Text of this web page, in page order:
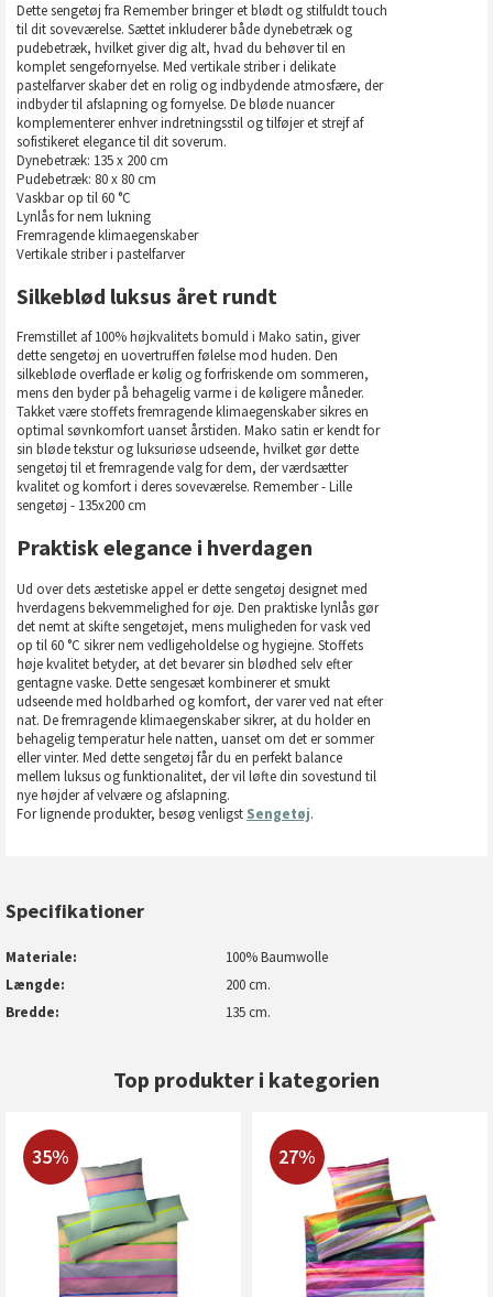
Dette sengetøj fra Remember bringer et blødt og stilfuldt touch
til dit soveværelse. Sættet inkluderer både dynebetræk og
pudebetræk, hvilket giver dig alt, hvad du behøver til en
komplet sengefornyelse. Med vertikale striber i delikate
pastelfarver skaber det en rolig og indbydende atmosfære, der
indbyder til afslapning og fornyelse. De bløde nuancer
komplementerer enhver indretningsstil og tilføjer et strejf af
sofistikeret elegance til dit soverum.
Dynebetræk: 135 x 200 cm
Pudebetræk: 80 x 80 cm
Vaskbar op til 60 °C
Lynlås for nem lukning
Fremragende klimaegenskaber
Vertikale striber i pastelfarver
Silkeblød luksus året rundt
Fremstillet af 100% højkvalitets bomuld i Mako satin, giver
dette sengetøj en uovertruffen følelse mod huden. Den
silkebløde overflade er kølig og forfriskende om sommeren,
mens den byder på behagelig varme i de køligere måneder.
Takket være stoffets fremragende klimaegenskaber sikres en
optimal søvnkomfort uanset årstiden. Mako satin er kendt for
sin bløde tekstur og luksuriøse udseende, hvilket gør dette
sengetøj til et fremragende valg for dem, der værdsætter
kvalitet og komfort i deres soveværelse. Remember - Lille
sengetøj - 135x200 cm
Praktisk elegance i hverdagen
Ud over dets æstetiske appel er dette sengetøj designet med
hverdagens bekvemmelighed for øje. Den praktiske lynlås gør
det nemt at skifte sengetøjet, mens muligheden for vask ved
op til 60 °C sikrer nem vedligeholdelse og hygiejne. Stoffets
høje kvalitet betyder, at det bevarer sin blødhed selv efter
gentagne vaske. Dette sengesæt kombinerer et smukt
udseende med holdbarhed og komfort, der varer ved nat efter
nat. De fremragende klimaegenskaber sikrer, at du holder en
behagelig temperatur hele natten, uanset om det er sommer
eller vinter. Med dette sengetøj får du en perfekt balance
mellem luksus og funktionalitet, der vil løfte din sovestund til
nye højder af velvære og afslapning.
For lignende produkter, besøg venligst Sengetøj.
Specifikationer
Materiale
100% Baumwolle
Længde
200 cm.
Bredde
135 cm.
Top produkter i kategorien
35% 27%